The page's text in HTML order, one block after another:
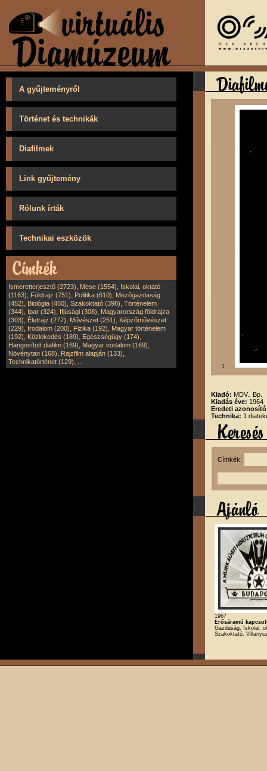
A gyűjteményről
Történet és technikák
Diafilmek
Link gyűjtemény
Rólunk írták
Technikai eszközök
Ismeretterjesztő (2723), Mese (1554), Iskolai, oktató
(1163), Földrajz (751), Politika (610), Mezőgazdaság
(452), Biológia (450), Szakoktató (398), Történelem
(344), Ipar (324), Ifjúsági (308), Magyarország földrajza
(303), Életrajz (277), Művészet (251), Képzőművészet
(229), Irodalom (200), Fizika (192), Magyar történelem
(192), Közlekedés (189), Egészségügy (174),
Hangosított diafilm (169), Magyar irodalom (169),
Növénytan (168), Rajzfilm alapján (133),
Technikatörténet (129),
1
Kiadó: MDV., Bp.
Kiadás éve: 1964
Eredeti
Technika: 1
Címkék:
1967
Erősáramú
Gazdaság, Iskolai,
Szakoktató,